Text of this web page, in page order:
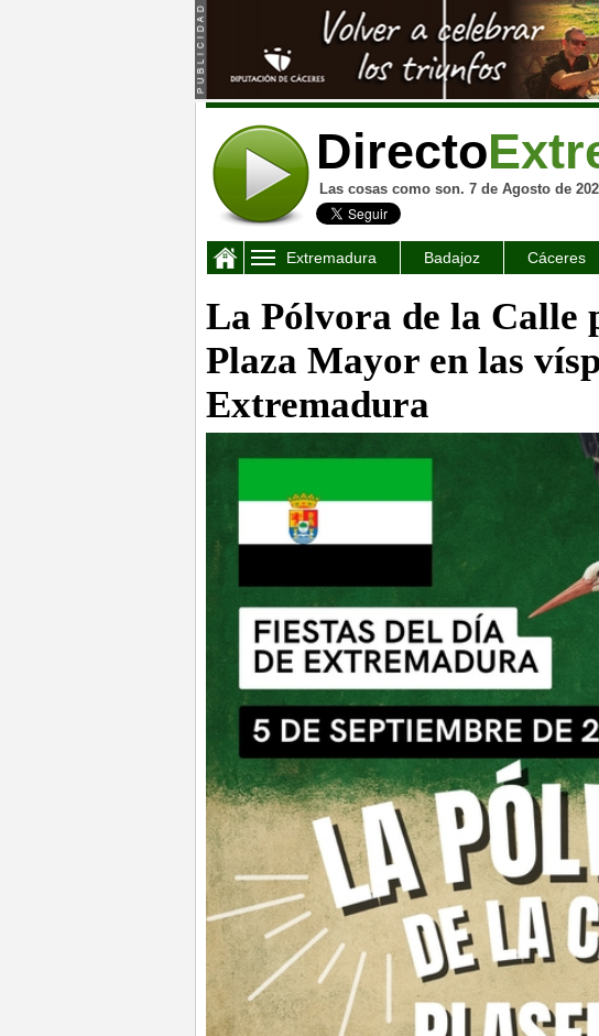
Directo
Las cosas como son. 7 de Agosto de
Extremadura Badajoz Cáceres
La Pólvora de la Calle
Plaza Mayor en las
Extremadura